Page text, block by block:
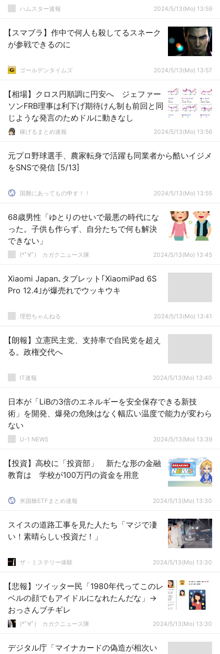
「全てのお母さん ありがとう」
ハムスター速報 2024/5/13(Mo) 13:59
【スマブラ】作中で何人も殺してるスネーク
が参戦できるのに
ゴールデンタイムズ 2024/5/13(Mo) 13:57
【相場】クロス円順調に円安へ ジェファー
ソンFRB理事は利下げ期待けん制も前回と同
じような発言のためドルに動きなし
稼げるまとめ速報 2024/5/13(Mo) 13:56
元プロ野球選手、農家転身で活躍も同業者から酷いイジメ
をSNSで発信 [5/13]
国難にあってもの申す！！ 2024/5/13(Mo) 13:55
68歳男性「ゆとりのせいで最悪の時代にな
った。子供も作らず、自分たちで何も解決
できない」
(*ﾟ∀ﾟ)ゞカガクニュース隊 2024/5/13(Mo) 13:45
Xiaomi Japan､タブレット｢XiaomiPad 6S
Pro 12.4｣が爆売れでウッキウキ
理想ちゃんねる 2024/5/13(Mo) 13:41
【朗報】立憲民主党、支持率で自民党を超え
る。政権交代へ
IT速報 2024/5/13(Mo) 13:40
日本が「LiBの3倍のエネルギーを安全保存できる新技
術」を開発、爆発の危険はなく幅広い温度で能力が変わら
ない
U-1 NEWS 2024/5/13(Mo) 13:39
【投資】高校に「投資部」 新たな形の金融
教育は 学校が100万円の資金を用意
米国株ETFまとめ速報 2024/5/13(Mo) 13:30
スイスの道路工事を見た人たち「マジで凄
い！素晴らしい投資だ！」
ザ・ミステリー体験 2024/5/13(Mo) 13:30
【悲報】ツイッター民「1980年代ってこのレ
ベルの顔でもアイドルになれたんだな」→
おっさんブチギレ
(*ﾟ∀ﾟ)ゞカガクニュース隊 2024/5/13(Mo) 13:30
デジタル庁「マイナカードの偽造が相次い